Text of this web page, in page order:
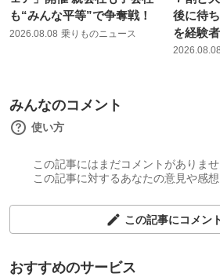
も“みんな平等”で争奪戦！
2026.08.08 乗りものニュース
後に待
を経験
2026.08.08
みんなのコメント
使い方
この記事にはまだコメントがありませ
この記事に対するあなたの意見や感
この記事にコメン
おすすめのサービス